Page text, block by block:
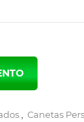
Canetas